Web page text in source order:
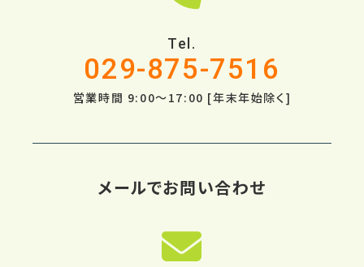
Tel.
029-875-7516
営業時間 9:00～17:00 [年末年始除く]
メールでお問い合わせ